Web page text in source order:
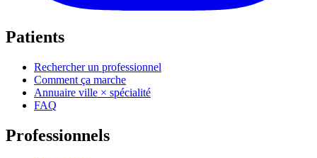
Patients
Rechercher un professionnel
Comment ça marche
Annuaire ville × spécialité
FAQ
Professionnels